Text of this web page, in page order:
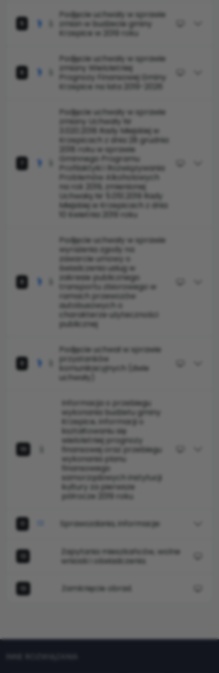
Podjęcie uchwały w sprawie
zmian w budżecie gminy
Krzepice w 2019 roku
Podjęcie uchwały w sprawie
zmiany Wieloletniej
Prognozy Finansowej Gminy
Krzepice na lata 2019-2026
Podjęcie uchwały w sprawie
zmiany Uchwały Nr
3.020.2018 Rady Miejskiej w
Krzepicach z dnia 28 grudnia
2018 roku w sprawie
Gminnego Programu
Profilaktyki i Rozwiązywania
Problemów Alkoholowych
na rok 2019, zmienionej
Uchwałą Nr 5.051.2019 Rady
Miejskiej w Krzepicach z dnia
10 kwietnia 2019 roku
Podjęcie uchwały w sprawie
wyrażenia zgody na
zawarcie umowy o
świadczenia usług w
zakresie publicznego
transportu zbiorowego w
ramach przewozów
autobusowych o
charakterze użyteczności
publicznej
Podjęcie uchwał w sprawie
przystanków
komunikacyjnych (dwie
uchwały)
Informacja o przebiegu
wykonania budżetu gminy
Krzepice, informacji o
kształtowaniu się
wieloletniej prognozy
finansowej oraz przebiegu
wykonania planu
finansowego
samorządowych instytucji
kultury za pierwsze
półrocze 2019 roku.
Sprawozdania, informacje:
Zapytania mieszkańców, wolne
wnioski i oświadczenia.
Zamknięcie obrad.